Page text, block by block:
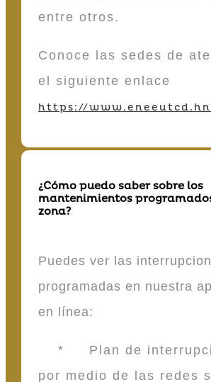
entre otros.
Conoce las sedes de
el siguiente enlace
https://
¿Cómo puedo saber sobre los
mantenimientos
zona?
Puedes ver las
programadas en nuestra
en línea:
* Plan de
por medio de las redes